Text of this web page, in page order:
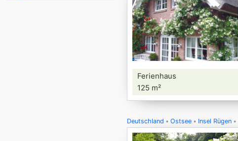
Ferienhaus
125 m²
Deutschland Ostsee Insel Rügen